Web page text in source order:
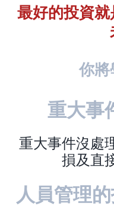
最好的投資
你
重大事
重大事件沒處
損及直
人員管理